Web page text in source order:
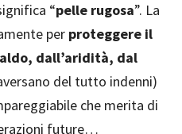
“pelle rugosa”. La
per proteggere il
dall’aridità, dal
del tutto indenni)
che merita di
future…